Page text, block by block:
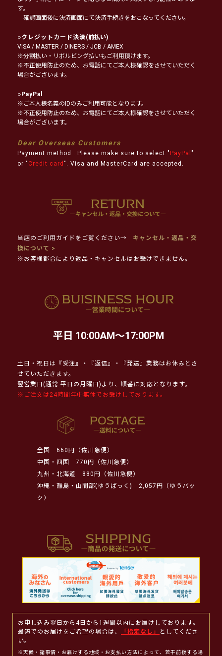
す。
確認画面後に決済画面にて決済手続きをおこなってください。
○クレジットカード決済(前払い)
VISA / MASTER / DINERS / JCB / AMEX
※分割払い・リボルビング払いもご利用頂けます。
※不正使用防止のため、お電話にてご本人様確認をさせていただく
場合がございます。
○PayPal
※ご本人様名義のIDのみご利用可能となります。
※不正使用防止のため、お電話にてご本人様確認をさせていただく
場合がございます。
Dear Overseas Customers
Payment method : Please make sure to select " PayPal "
or " Credit card ". Visa and MasterCard are accepted.
当店のご利用ガイドをご覧ください→
キャンセル・返品・交
換について >
※お客様都合により返品・キャンセルはお受けできません。
平日 10:00AM～17:00PM
土日・祝日は『受注』・『返信』・『発送』業務はお休みとさ
せていただきます。
翌営業日(通常 平日の月曜日)より、順番に対応となります。
※ご注文は24時間年中無休でお受けしております。
全国
660円（佐川急便）
中国・四国
770円（佐川急便）
九州・北海道
880円（佐川急便）
沖縄・離島・山間部(ゆうぱっく)
2,057円（ゆうパッ
ク）
お申し込み翌日から4日から1週間以内にお届けしております。
最短でのお届けをご希望の場合は、
「指定なし」
としてくださ
い。
※天候・諸事情・お届けする地域・お支払い方法によって、若干前後する場